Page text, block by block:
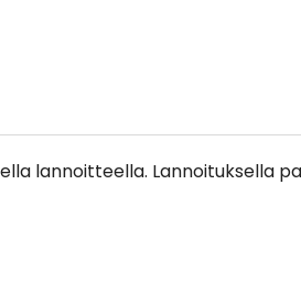
lannoitteella. Lannoituksella